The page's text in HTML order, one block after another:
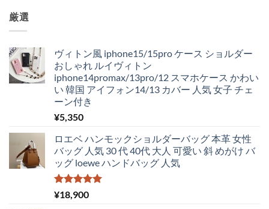
¥5,250
で
し
た。
¥4,830
で
す。
厳選
ヴィトン風 iphone15/15pro ケース ショルダー
おしゃれ ルイヴィトン
iphone14promax/13pro/12 スマホケース かわい
い 韓国 アイフォン14/13 カバー 人気 女子 チェ
ーン付き
¥5,350
ロエベ ハンモックショルダーバッグ 本革 女性
バッグ 人気 30 代 40代 大人 可愛い 斜 めがけ バ
ッグ loewe ハンドバッグ 人気
5段階中
5.00の評価
¥18,900